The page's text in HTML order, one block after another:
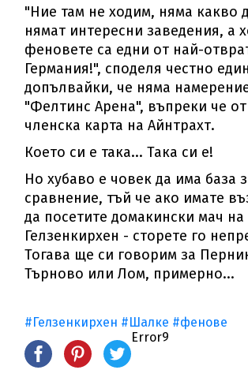
"Ние там не ходим, няма какво
нямат интересни заведения, а
феновете са едни от най-
Германия!", споделя честно
допълвайки, че няма
"Фелтинс Арена", въпреки че
членска карта на Айнтрахт.
Което си е така... Така си е!
Но хубаво е човек да има база
сравнение, тъй че ако имате
да посетите домакински мач
Гелзенкирхен - сторете го
Тогава ще си говорим за
Търново или Лом, примерно...
#Гелзенкирхен #Шалке #фенове
Error9